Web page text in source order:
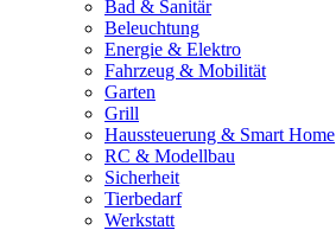
Bad & Sanitär
Beleuchtung
Energie & Elektro
Fahrzeug & Mobilität
Garten
Grill
Haussteuerung & Smart Home
RC & Modellbau
Sicherheit
Tierbedarf
Werkstatt